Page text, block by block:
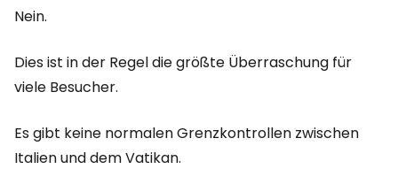
Nein.
Dies ist in der Regel die größte Überraschung für
viele Besucher.
Es gibt keine normalen Grenzkontrollen zwischen
Italien und dem Vatikan.